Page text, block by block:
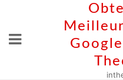
content